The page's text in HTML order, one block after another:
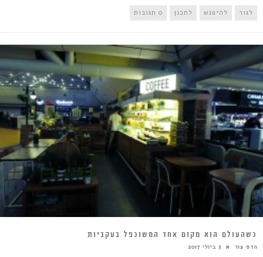
לגור להיפגש לתכנן 0 תגובות
כשהעולם הוא מקום אחד המשוכפל בעקביות
הדס צור 5 ביולי 2017